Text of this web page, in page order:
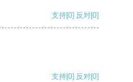
支持[0] 反对[0]
支持[0] 反对[0]